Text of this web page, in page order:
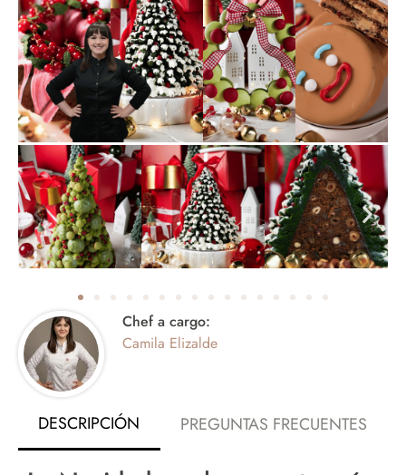
Chef a cargo:
Camila Elizalde
DESCRIPCIÓN PREGUNTAS FRECUENTES